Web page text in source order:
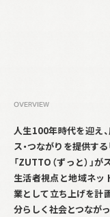
OVERVIEW
人生100年時代を迎え
ス・つながりを提供す
「ZUTTO （ずっと）」
生活者視点と地域ネッ
業として立ち上げを計画
分らしく社会とつなが